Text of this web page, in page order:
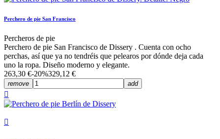
Perchero de pie San Francisco
Percheros de pie
Perchero de pie San Francisco de Dissery . Cuenta con ocho
perchas, así que ya no tendréis que pelearos por dónde deja cada
uno la ropa. Diseño moderno y elegante.
263,30 €-20%329,12 €
remove add

